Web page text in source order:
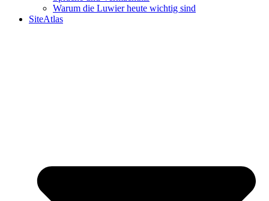
Warum die Luwier heute wichtig sind
SiteAtlas